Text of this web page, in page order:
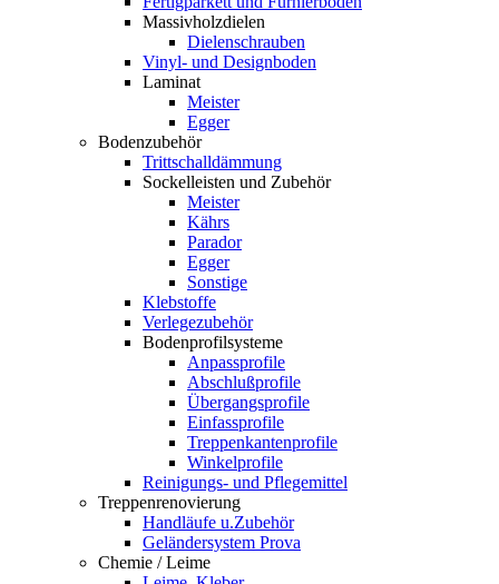
Massivholzdielen
Dielenschrauben
Vinyl- und Designboden
Laminat
Meister
Egger
Bodenzubehör
Trittschalldämmung
Sockelleisten und Zubehör
Meister
Kährs
Parador
Egger
Sonstige
Klebstoffe
Verlegezubehör
Bodenprofilsysteme
Anpassprofile
Abschlußprofile
Übergangsprofile
Einfassprofile
Treppenkantenprofile
Winkelprofile
Reinigungs- und Pflegemittel
Treppenrenovierung
Handläufe u.Zubehör
Geländersystem Prova
Chemie / Leime